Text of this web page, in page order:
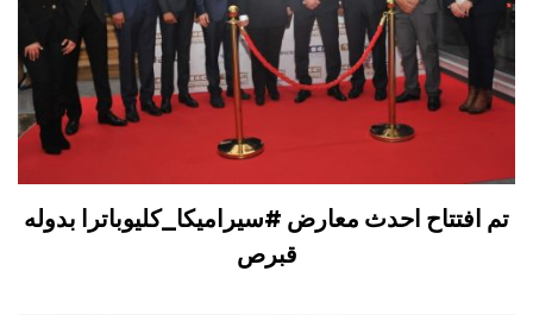
تم افتتاح احدث معارض #سيراميكا_كليوباترا بدوله
قبرص